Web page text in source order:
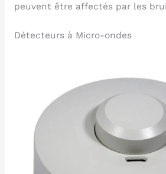
peuvent être affectés par les
Détecteurs à Micro-ondes